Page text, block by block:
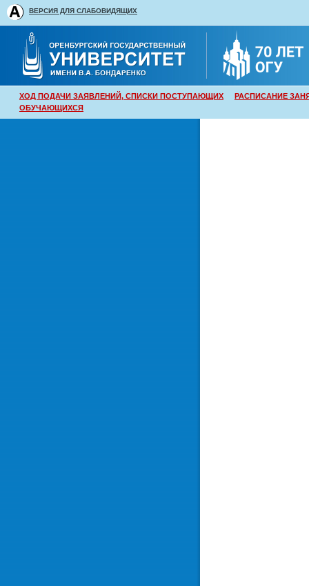
ВЕРСИЯ ДЛЯ СЛАБОВИДЯЩИХ
ХОД ПОДАЧИ ЗАЯВЛЕНИЙ, СПИСКИ ПОСТУПАЮЩИХ
РАСПИСАНИЕ
ОБУЧАЮЩИХСЯ